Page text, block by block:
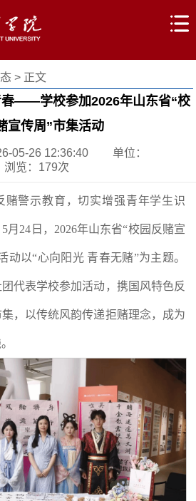
态> 正文
春——学校参加2026年山东省“校
宣传周”市集活动
05-26 12:36:40
单位：
浏览： 179次
赌警示教育，切实增强青年学生识
月24日，2026年山东省“校园反赌宣
动以“心向阳光 青春无赌”为主题。
代表学校参加活动，携国风特色反
，以传统风韵传递拒赌理念，成为